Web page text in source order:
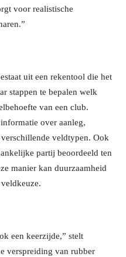
voor realistische
uit een rekentool die het
stappen te bepalen welk
van een club.
over aanleg,
veldtypen. Ook
partij beoordeeld ten
manier kan duurzaamheid
een keerzijde,” stelt
verspreiding van rubber